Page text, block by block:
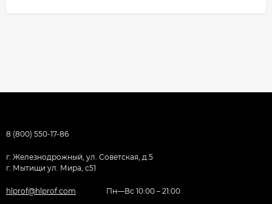
8 (800) 550-17-86
г. Железнодрожный, ул. Советская, д.5
г. Мытищи ул. Мира, с51
hlprof@hlprof.com Пн—Вс 10:00 – 21:00